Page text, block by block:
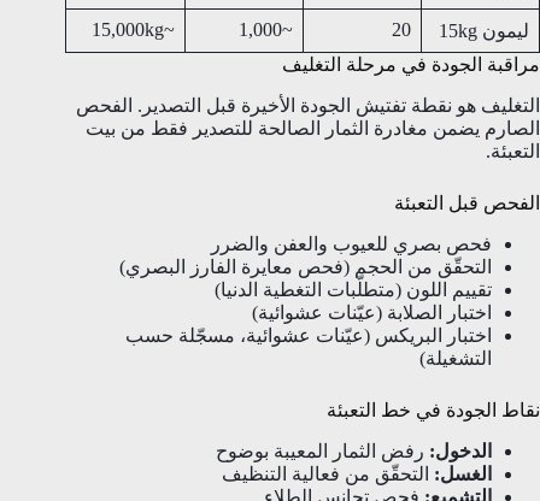
ليمون 15kg 20
~1,000
~15,000kg
مراقبة الجودة في مرحلة التغليف
التغليف هو نقطة تفتيش الجودة الأخيرة قبل التصدير. الفحص
الصارم يضمن مغادرة الثمار الصالحة للتصدير فقط من بيت
التعبئة.
الفحص قبل التعبئة
فحص بصري للعيوب والعفن والضرر
التحقّق من الحجم (فحص معايرة الفارز البصري)
تقييم اللون (متطلّبات التغطية الدنيا)
اختبار الصلابة (عيّنات عشوائية)
اختبار البريكس (عيّنات عشوائية، مسجّلة حسب
التشغيلة)
نقاط الجودة في خط التعبئة
الدخول: رفض الثمار المعيبة بوضوح
الغسل: التحقّق من فعالية التنظيف
التشميع: فحص تجانس الطلاء